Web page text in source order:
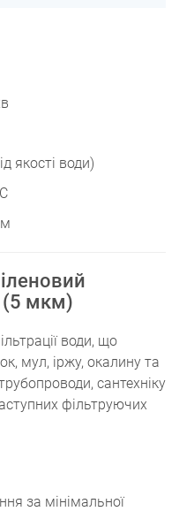
якості води)
(5 мкм)
води, що
мул, іржу, окалину та
сантехніку
фільтруючих
за мінімальної